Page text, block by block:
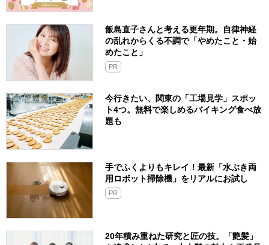
飯島直子さんと考える更年期。自律神経
の乱れからくる不調で「やめたこと・始
めたこと」
PR
今行きたい、関東の「工場見学」スポッ
ト4つ。無料で楽しめるバイキング食べ放
題も
手でふくよりもキレイ！最新「水ぶき両
用ロボット掃除機」をリアルにお試し
PR
20年積み重ねた研究と匠の技。「艶髪」